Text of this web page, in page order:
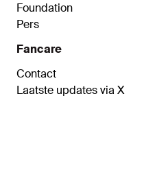
Foundation
Pers
Fancare
Contact
Laatste updates via X